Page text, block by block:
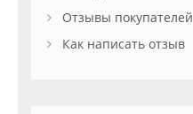
Отзывы покупателей
Как написать отзыв